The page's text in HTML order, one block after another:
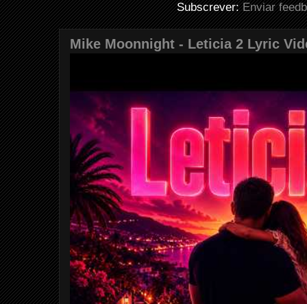
Subscrever:Enviar
Mike Moonnight - Leticia 2 Lyric